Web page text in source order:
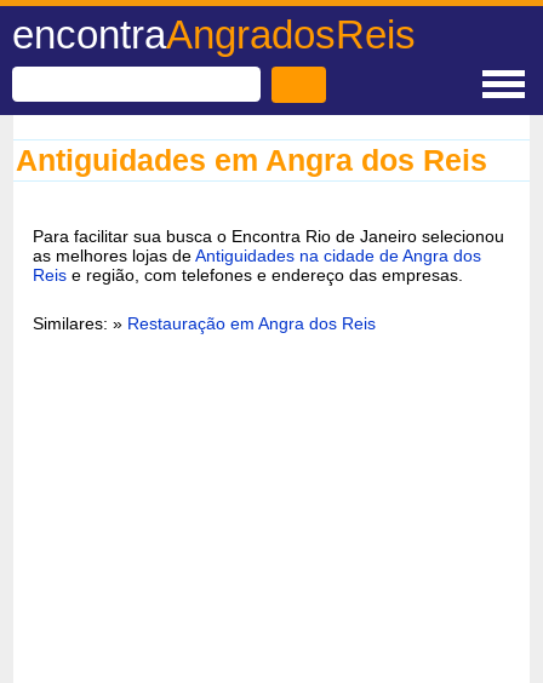
encontraAngradosReis
Antiguidades em Angra dos Reis
Para facilitar sua busca o Encontra Rio de Janeiro selecionou
as melhores lojas deAntiguidades na cidade de Angra dos
Reis e região, com telefones e endereço das empresas.
Similares: » Restauração em Angra dos Reis